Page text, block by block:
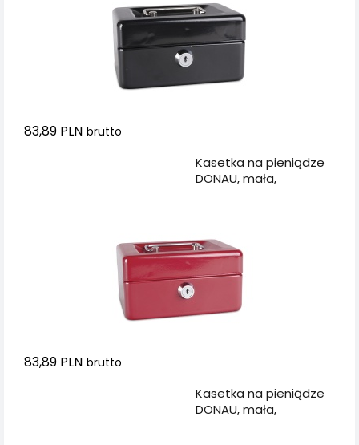
83,89 PLN brutto
Kasetka na pieniądze
DONAU, mała,
83,89 PLN brutto
Kasetka na pieniądze
DONAU, mała,